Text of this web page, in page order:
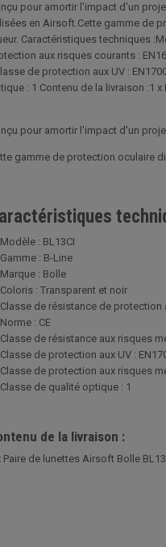
pour amortir l'impact d'un
en Airsoft.Cette gamme de
Caractéristiques techniques
aux risques courants :
de protection aux UV :
: 1 Contenu de la livraison :1 x
pour amortir l'impact d'un
gamme de protection oculaire
Modèle : BL13CI
Gamme : B-Line
Marque : Bolle
Coloris : Transparent et noir
Classe de résistance de protection
Norme : CE
Classe de résistance aux risques
Classe de protection aux UV :
Classe de protection aux risques
Classe de qualité optique : 1
de la livraison :
Paire de lunettes Airsoft Bolle